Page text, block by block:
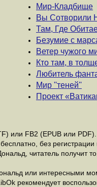
Мир-Кладбище
Вы Сотворили
Там, Где
Безумие с
Ветер чужого
Кто там, в
Любитель
Мир ''теней''
Проект
FB2 (EPUB или PDF).
без
читатель получит
или интересными
рекомендует